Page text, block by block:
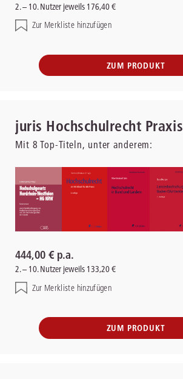
2. – 10. Nutzer jeweils 176,40 €
Zur Merkliste hinzufügen
ZUM PRODUKT
juris Hochschulrecht Praxis
Mit 8 Top-Titeln, unter anderem:
444,00 € p.a.
2. – 10. Nutzer jeweils 133,20 €
Zur Merkliste hinzufügen
ZUM PRODUKT